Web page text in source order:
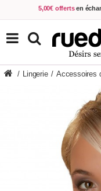
5,00€ offerts en
Achetez
Livraison en 48h
au
TOUS NOS
/ Lingerie / Accessoires